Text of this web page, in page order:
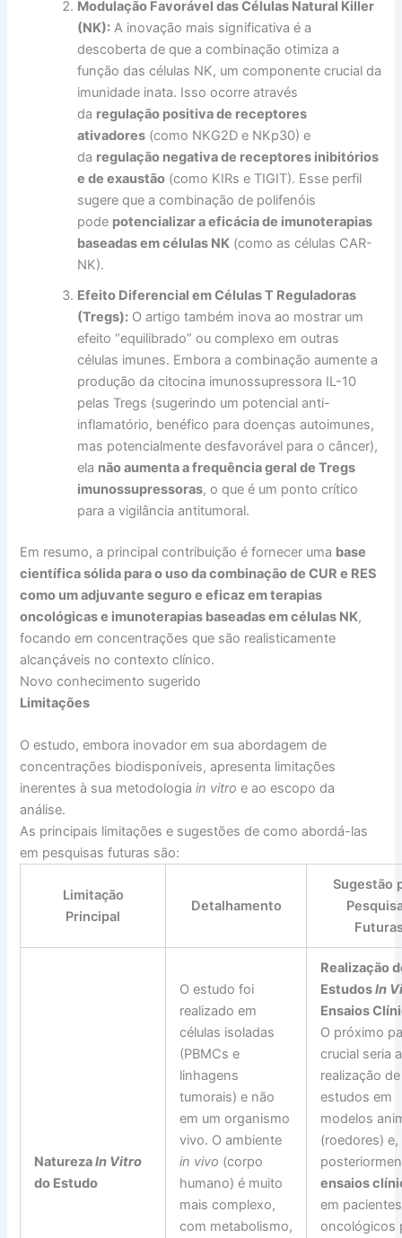
Modulação Favorável das Células Natural Killer
(NK): A inovação mais significativa é a
descoberta de que a combinação otimiza a
função das células NK, um componente crucial da
imunidade inata. Isso ocorre através
da regulação positiva de receptores
ativadores (como NKG2D e NKp30) e
da regulação negativa de receptores inibitórios
e de exaustão (como KIRs e TIGIT). Esse perfil
sugere que a combinação de polifenóis
pode potencializar a eficácia de imunoterapias
baseadas em células NK (como as células CAR-
NK).
Efeito Diferencial em Células T Reguladoras
(Tregs): O artigo também inova ao mostrar um
efeito “equilibrado” ou complexo em outras
células imunes. Embora a combinação aumente a
produção da citocina imunossupressora IL-10
pelas Tregs (sugerindo um potencial anti-
inflamatório, benéfico para doenças autoimunes,
mas potencialmente desfavorável para o câncer),
ela não aumenta a frequência geral de Tregs
imunossupressoras, o que é um ponto crítico
para a vigilância antitumoral.
Em resumo, a principal contribuição é fornecer uma base
científica sólida para o uso da combinação de CUR e RES
como um adjuvante seguro e eficaz em terapias
oncológicas e imunoterapias baseadas em células NK,
focando em concentrações que são realisticamente
alcançáveis no contexto clínico.
Novo conhecimento sugerido
Limitações
O estudo, embora inovador em sua abordagem de
concentrações biodisponíveis, apresenta limitações
inerentes à sua metodologiain vitro e ao escopo da
análise.
As principais limitações e sugestões de como abordá-las
em pesquisas futuras são:
Limitação
Principal
Detalhamento
Sugestão
NaturezaIn Vitro
do Estudo
O estudo foi
realizado em
células isoladas
(PBMCs e
linhagens
tumorais) e não
em um organismo
vivo. O ambiente
in vivo (corpo
humano) é muito
mais complexo,
com metabolismo,
Realização
EstudosIn
Ensaios
O próximo
crucial seria a
realização de
estudos em
modelos
(roedores) e,
ensaios
em pacientes
oncológicos